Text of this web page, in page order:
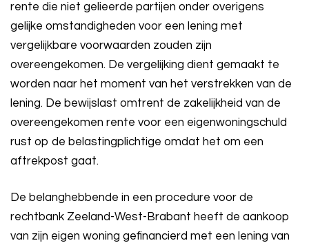
rente die niet gelieerde partijen onder overigens
gelijke omstandigheden voor een lening met
vergelijkbare voorwaarden zouden zijn
overeengekomen. De vergelijking dient gemaakt te
worden naar het moment van het verstrekken van de
lening. De bewijslast omtrent de zakelijkheid van de
overeengekomen rente voor een eigenwoningschuld
rust op de belastingplichtige omdat het om een
aftrekpost gaat.
De belanghebbende in een procedure voor de
rechtbank Zeeland-West-Brabant heeft de aankoop
van zijn eigen woning gefinancierd met een lening van